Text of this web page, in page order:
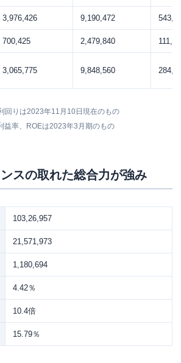
3,976,426 9,190,472
700,425 2,479,840
3,065,775 9,848,560
回りは2023年11月10日現在のもの
率、ROEは2023年3月期のもの
スの取れた総合力が強み
103,26,957
21,571,973
1,180,694
4.42％
10.4倍
15.79％